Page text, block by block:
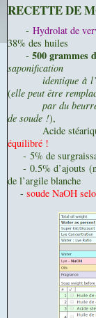
RECETTE DE
Hydrolat de
38% des huiles
500 grammes
saponification
identique à
(elle peut être
par du
de soude !),
Acide
équilibré !
5% de
0.5% d’ajouts
de l’argile blanche
- soude NaOH